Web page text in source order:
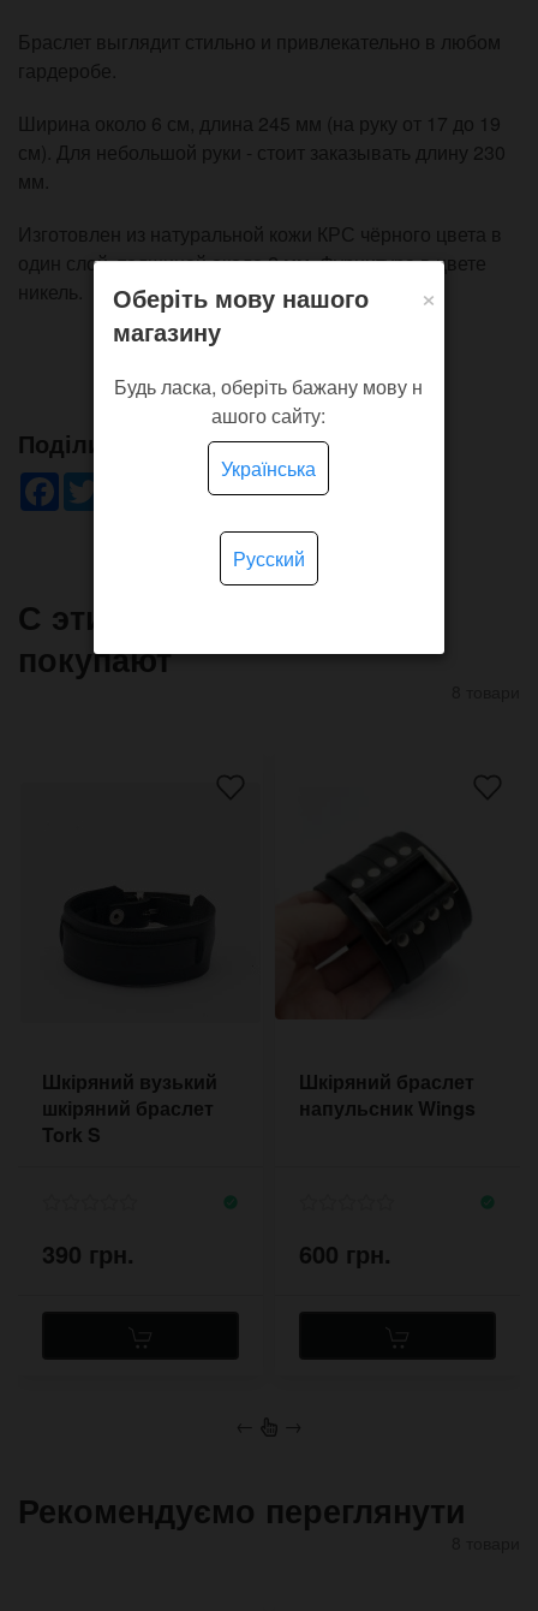
Браслет выглядит стильно и привлекательно в любом
гардеробе.
Ширина около 6 см, длина 245 мм (на руку от 17 до 19
см). Для небольшой руки - стоит заказывать длину 230
мм.
Изготовлен из натуральной кожи КРС чёрного цвета в
один слой, толщиной около 2 мм. Фурнитура в цвете
никель.
Поділись!
Facebook WhatsApp
ViberPinterestTelegram
С этим товаром часто
покупают
Шкіряний вузький
шкіряний браслет
Tork S
390 грн.
Шкіряний браслет
напульсник Wings
600 грн.
← →
Рекомендуємо переглянути
×
Оберіть мову нашого
магазину
Будь ласка, оберіть бажану мову н
ашого сайту:
Українська
Русский